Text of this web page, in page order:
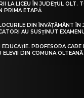
LA LICEU ÎN JUDEȚUL OLT.
PRIMA ETAPĂ
DIN ÎNVĂȚĂMÂNT ÎN
AU SUSȚINUT
PROFESORA
DIN COMUNA OLTEANĂ